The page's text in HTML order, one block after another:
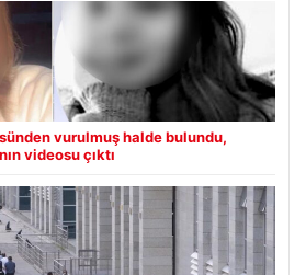
vurulmuş halde bulundu,
videosu çıktı